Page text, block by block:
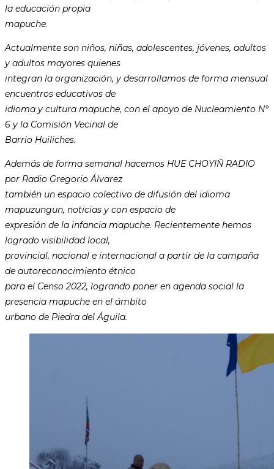
la educación propia
mapuche.
Actualmente son niños, niñas, adolescentes, jóvenes, adultos
y adultos mayores quienes
integran la organización, y desarrollamos de forma mensual
encuentros educativos de
idioma y cultura mapuche, con el apoyo de Nucleamiento N°
6 y la Comisión Vecinal de
Barrio Huiliches.
Además de forma semanal hacemos HUE CHOYIÑ RADIO
por Radio Gregorio Álvarez
también un espacio colectivo de difusión del idioma
mapuzungun, noticias y con espacio de
expresión de la infancia mapuche. Recientemente hemos
logrado visibilidad local,
provincial, nacional e internacional a partir de la campaña
de autoreconocimiento étnico
para el Censo 2022, logrando poner en agenda social la
presencia mapuche en el ámbito
urbano de Piedra del Águila.